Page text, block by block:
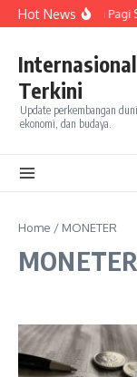
Skip to content
Hot NewsOlahraga Pagi
Terkini
Update perkembangan
ekonomi, dan budaya.
Home / MONETER
MONETER